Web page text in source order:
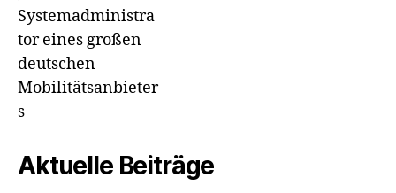
Systemadministra
tor eines großen
deutschen
Mobilitätsanbieter
s
Aktuelle Beiträge